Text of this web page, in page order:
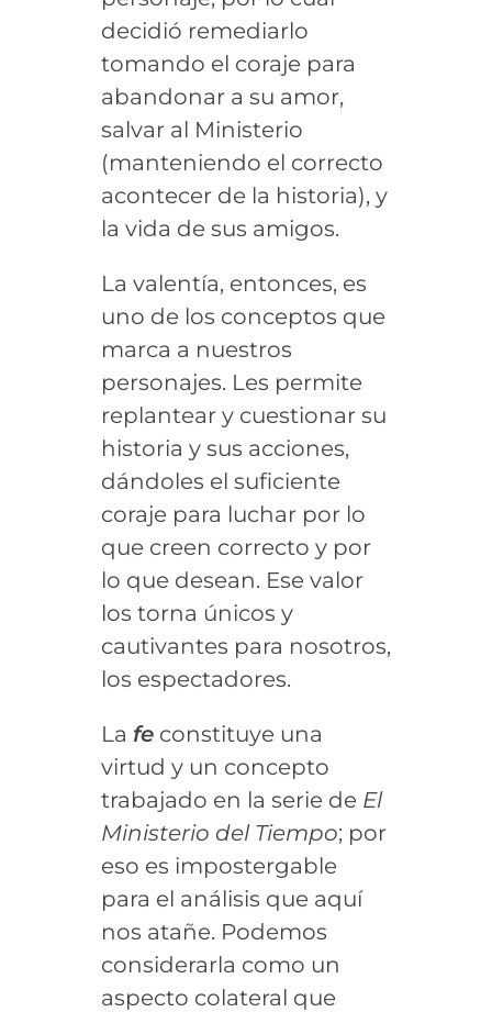
decidió remediarlo
tomando el coraje para
abandonar a su amor,
salvar al Ministerio
(manteniendo el correcto
acontecer de la historia), y
la vida de sus amigos.
La valentía, entonces, es
uno de los conceptos que
marca a nuestros
personajes. Les permite
replantear y cuestionar su
historia y sus acciones,
dándoles el suficiente
coraje para luchar por lo
que creen correcto y por
lo que desean. Ese valor
los torna únicos y
cautivantes para nosotros,
los espectadores.
La feconstituye una
virtud y un concepto
trabajado en la serie de El
Ministerio del Tiempo; por
eso es impostergable
para el análisis que aquí
nos atañe. Podemos
considerarla como un
aspecto colateral que